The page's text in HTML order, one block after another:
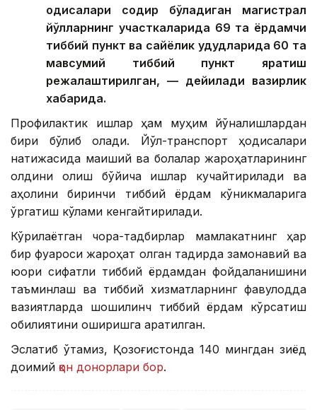
ҳодисалари содир бўладиган магистрал
йўлларнинг участкаларида 69 та ёрдамчи
тиббий пункт ва сайёҳлик ҳудудларида 60 та
мавсумий тиббий пункт яратиш
режалаштирилган, — дейилади вазирлик
хабарида.
Профилактик ишлар ҳам муҳим йўналишлардан
бири бўлиб қолади. Йўл-транспорт ҳодисалари
натижасида маиший ва болалар жароҳатларининг
олдини олиш бўйича ишлар кучайтирилади ва
аҳолини биринчи тиббий ёрдам кўникмаларига
ўргатиш кўлами кенгайтирилади.
Кўрилаётган чора-тадбирлар мамлакатнинг ҳар
бир фуқароси жароҳат олган тақдирда замонавий ва
юқори сифатли тиббий ёрдамдан фойдаланишини
таъминлаш ва тиббий хизматларнинг фавқулодда
вазиятларда шошилинч тиббий ёрдам кўрсатиш
қобилиятини оширишга қаратилган.
Эслатиб ўтамиз, Қозоғистонда 140 мингдан зиёд
доимий қон донорлари бор.